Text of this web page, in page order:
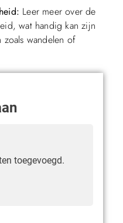
Leer meer over de
wat handig kan zijn
wandelen of